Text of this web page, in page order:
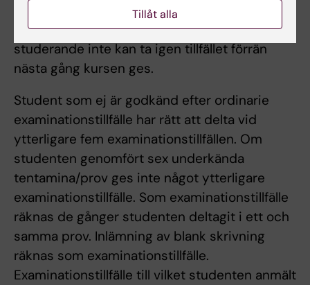
slutrapporteras. Frånvaro från ett obligatoriskt
utbildningsinslag kan innebära att den
studerande inte kan ta igen tillfället förrän
nästa gång kursen ges.
Student som ej är godkänd efter ordinarie
examinationstillfälle har rätt att delta vid
ytterligare fem examinationstillfällen. Om
studenten genomfört sex underkända
tentamina/prov ges inte något ytterligare
examinationstillfälle. Som examinationstillfälle
räknas de gånger studenten deltagit i ett och
samma prov. Inlämning av blank skrivning
räknas som examinationstillfälle.
Examinationstillfälle till vilket studenten anmält
Tillåt alla